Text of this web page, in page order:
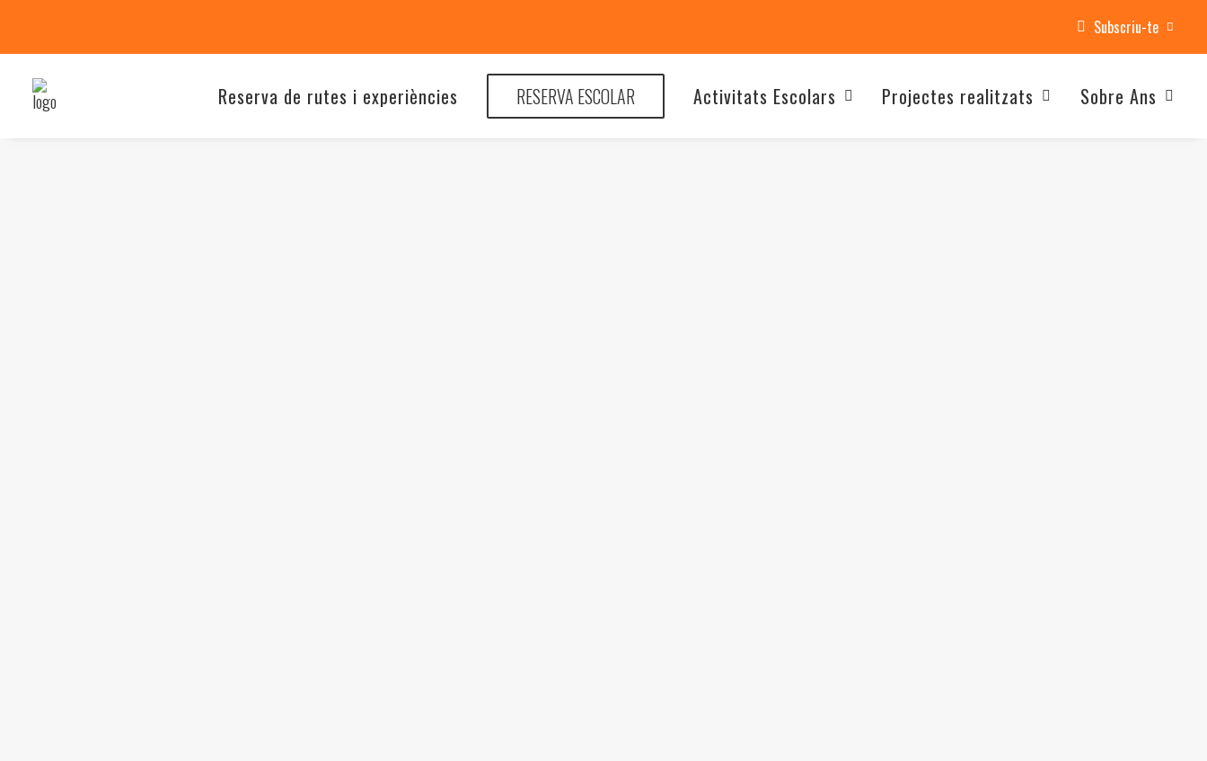
Subscriu-te
Reserva de rutes i experiències RESERVA ESCOLAR Activitats Escolars Projectes realitzats Sobre Ans